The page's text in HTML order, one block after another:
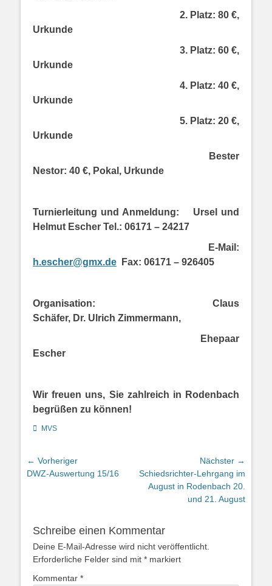
2. Platz: 80 €,
Urkunde
3. Platz: 60 €,
Urkunde
4. Platz: 40 €,
Urkunde
5. Platz: 20 €,
Urkunde
Bester
Nestor: 40 €, Pokal, Urkunde
Turnierleitung und Anmeldung:
Ursel und
Helmut Escher Tel.: 06171 – 24217
E-Mail:
h.escher@gmx.de
Fax: 06171 – 926405
Organisation:
Claus
Schäfer, Dr. Ulrich Zimmermann,
Ehepaar
Escher
Wir freuen uns, Sie zahlreich in Rodenbach
begrüßen zu können!
Kategorien
MVS
Beitragsnavigation
← Vorheriger
Vorheriger
DWZ-Auswertung 15/16
Nächster →
Nächster
Beitrag:
Schiedsrichter-Lehrgang im
August in Rodenbach 20.
und 21. August
Schreibe einen Kommentar
Deine E-Mail-Adresse wird nicht veröffentlicht.
Erforderliche Felder sind mit * markiert
Kommentar *